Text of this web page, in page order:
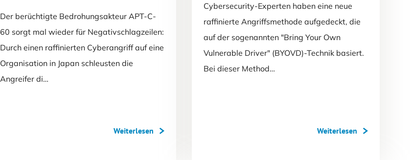
Der berüchtigte Bedrohungsakteur APT-C-
60 sorgt mal wieder für Negativschlagzeilen:
Durch einen raffinierten Cyberangriff auf eine
Organisation in Japan schleusten die
Angreifer di…
Weiterlesen
Cybersecurity-Experten haben eine neue
raffinierte Angriffsmethode aufgedeckt, die
auf der sogenannten "Bring Your Own
Vulnerable Driver" (BYOVD)-Technik basiert.
Bei dieser Method…
Weiterlesen